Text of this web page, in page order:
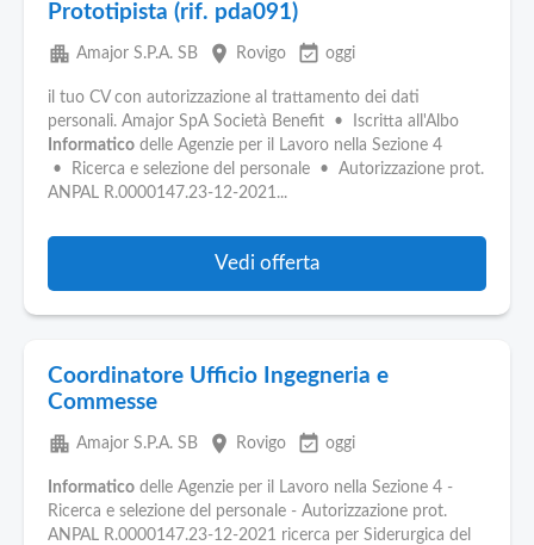
Prototipista (rif. pda091)
apartment Amajor S.P.A. SB place Rovigo event_available oggi
il tuo CV con autorizzazione al trattamento dei dati
personali. Amajor SpA Società Benefit • Iscritta all'Albo
Informatico delle Agenzie per il Lavoro nella Sezione 4
• Ricerca e selezione del personale • Autorizzazione prot.
ANPAL R.0000147.23-12-2021...
Vedi offerta
Coordinatore Ufficio Ingegneria e
Commesse
apartment Amajor S.P.A. SB place Rovigo event_available oggi
Informatico delle Agenzie per il Lavoro nella Sezione 4 -
Ricerca e selezione del personale - Autorizzazione prot.
ANPAL R.0000147.23-12-2021 ricerca per Siderurgica del